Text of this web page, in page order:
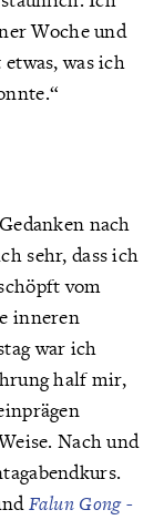
Woche und
was ich
nach
sehr, dass ich
vom
inneren
war ich
half mir,
Nach und
Falun Gong -